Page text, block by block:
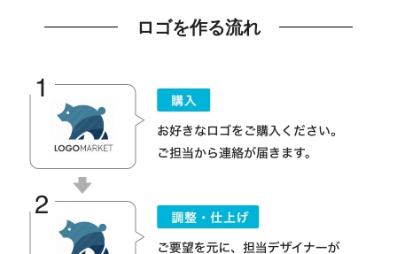
ロゴを作る流れ